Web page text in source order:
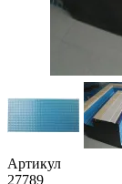
Артикул
27789